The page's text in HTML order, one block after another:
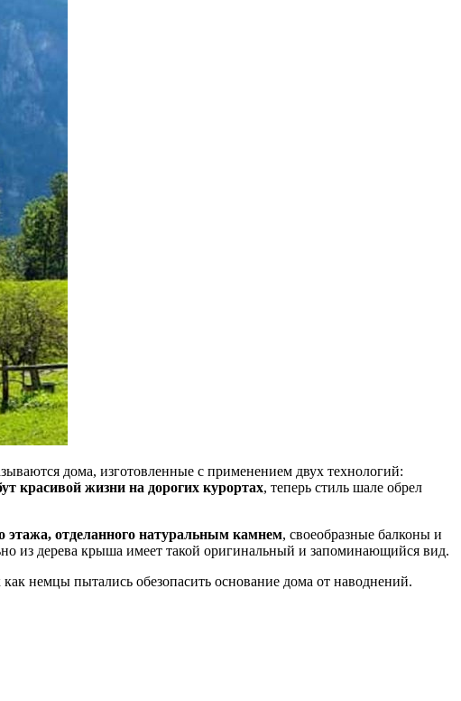
дома, изготовленные с применением двух технологий:
красивой жизни на дорогих курортах, теперь стиль шале обрел
этажа, отделанного натуральным камнем, своеобразные балконы и
из дерева крыша имеет такой оригинальный и запоминающийся вид.
немцы пытались обезопасить основание дома от наводнений.